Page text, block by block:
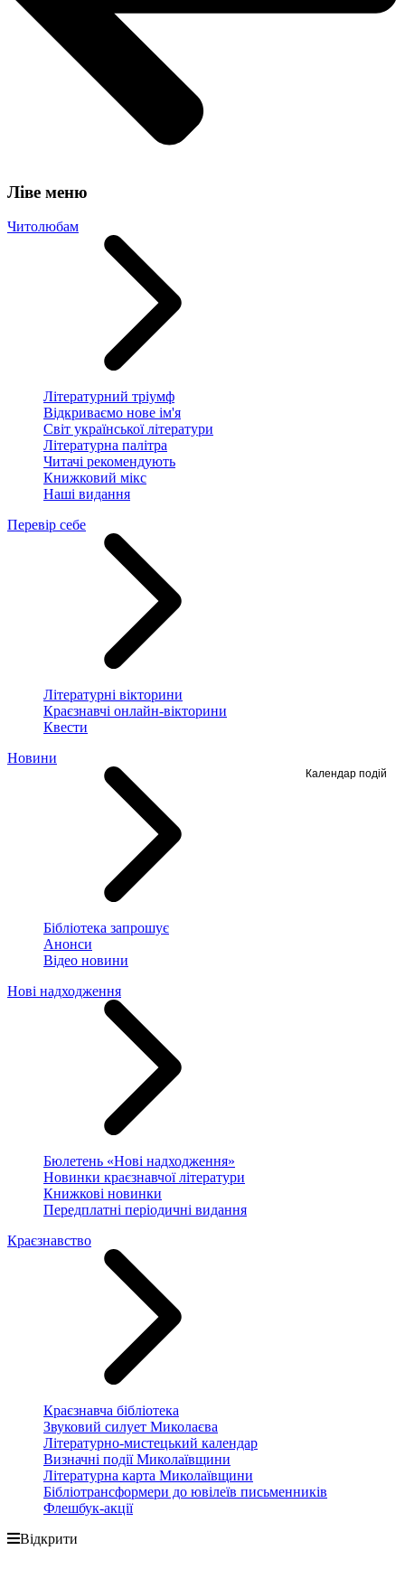
Ліве меню
Читолюбам
Літературний тріумф
Відкриваємо нове ім'я
Світ української літератури
Літературна палітра
Читачі рекомендують
Книжковий мікс
Наші видання
Перевір себе
Літературні вікторини
Краєзнавчі онлайн-вікторини
Квести
Новини
Бібліотека запрошує
Анонси
Відео новини
Нові надходження
Бюлетень «Нові надходження»
Новинки краєзнавчої літератури
Книжкові новинки
Передплатні періодичні видання
Краєзнавство
Краєзнавча бібліотека
Звуковий силует Миколаєва
Літературно-мистецький календар
Визначні події Миколаївщини
Літературна карта Миколаївщини
Бібліотрансформери до ювілеїв письменників
Флешбук-акції
Відкрити
Календар подій